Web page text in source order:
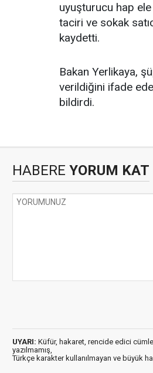
uyuşturucu hap
taciri ve sokak
kaydetti.
Bakan Yerlikaya,
verildiğini ifade
bildirdi.
HABERE YORUM KAT
UYARI: Küfür, hakaret, rencide edici
yazılmamış,
Türkçe karakter kullanılmayan ve büyük